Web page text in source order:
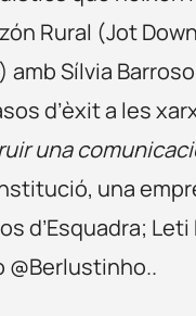
Rural (Jot
Sílvia
d’èxit a les
una
una
d’Esquadra;
@Berlustinho..